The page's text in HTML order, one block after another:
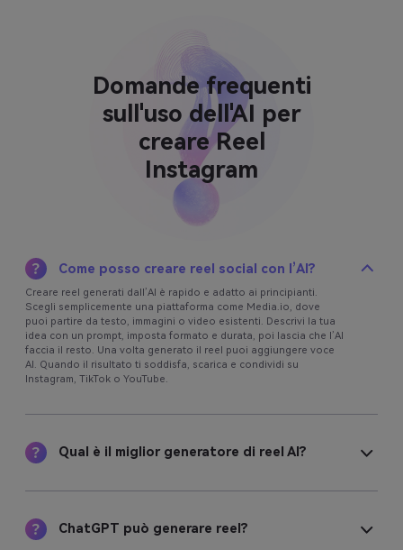
Domande frequenti
sull'uso dell'AI per
creare Reel
Instagram
Come posso creare reel social con l’AI?
Creare reel generati dall’AI è rapido e adatto ai principianti.
Scegli semplicemente una piattaforma come Media.io, dove
puoi partire da testo, immagini o video esistenti. Descrivi la tua
idea con un prompt, imposta formato e durata, poi lascia che l’AI
faccia il resto. Una volta generato il reel puoi aggiungere voce
AI. Quando il risultato ti soddisfa, scarica e condividi su
Instagram, TikTok o YouTube.
Qual è il miglior generatore di reel AI?
ChatGPT può generare reel?